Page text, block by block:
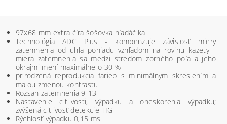
97x68 mm extra číra šošovka hľadáčika
Technológia ADC Plus - kompenzuje závislosť miery
zatemnenia od uhla pohľadu vzhľadom na rovinu kazety -
miera zatemnenia sa medzi stredom zorného poľa a jeho
okrajmi mení maximálne o 30 %
prirodzená reprodukcia farieb s minimálnym skreslením a
malou zmenou kontrastu
Rozsah zatemnenia 9-13
Nastavenie citlivosti, výpadku a oneskorenia výpadku;
zvýšená citlivosť detekcie TIG
Rýchlosť výpadku 0,15 ms